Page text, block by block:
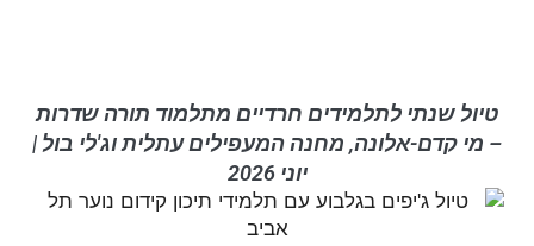
טיול שנתי לתלמידים חרדיים מתלמוד תורה שדרות
– מי קדם-אלונה, מחנה המעפילים עתלית וג'לי בול |
יוני 2026